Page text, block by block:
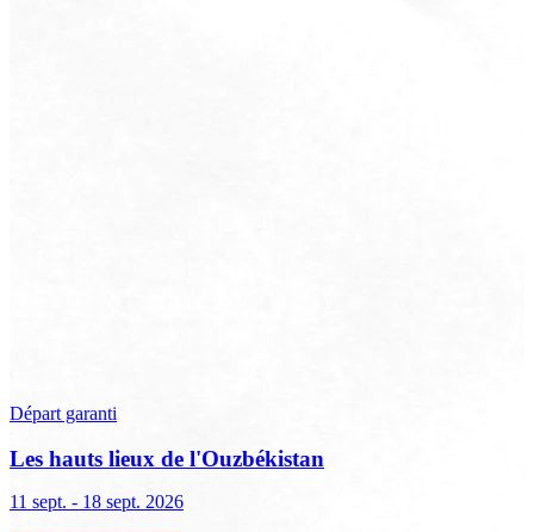
Départ garanti
Les hauts lieux de l'Ouzbékistan
11 sept. - 18 sept. 2026